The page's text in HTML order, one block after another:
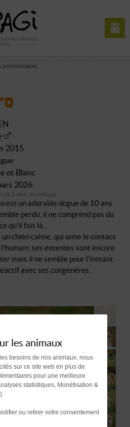
des Animaux
pensionnaires
2015
et Blanc
2026
et 1 sem. au refuge)
est un adorable dogue de 10 ans
perdu, il ne comprend pas du
qu'il fait là...
un chien calme, qui aime le contact
l'humain, ses ententes sont encore
mais il ne semble pour l'instant
avec ses congénères.
les animaux
besoins de nos animaux, nous
sur ce site web en plus de
pour une meilleure
statistiques, Monétisation &
ou retirer votre consentement